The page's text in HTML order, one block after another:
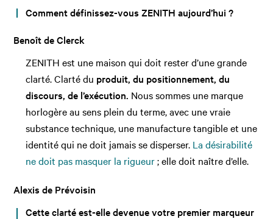
Comment définissez-vous ZENITH aujourd’hui ?
Benoît de Clerck
ZENITH est une maison qui doit rester d’une grande
clarté. Clarté du produit, du positionnement, du
discours, de l’exécution. Nous sommes une marque
horlogère au sens plein du terme, avec une vraie
substance technique, une manufacture tangible et une
identité qui ne doit jamais se disperser. La désirabilité
ne doit pas masquer la rigueur; elle doit naître d’elle.
Alexis de Prévoisin
Cette clarté est-elle devenue votre premier marqueur